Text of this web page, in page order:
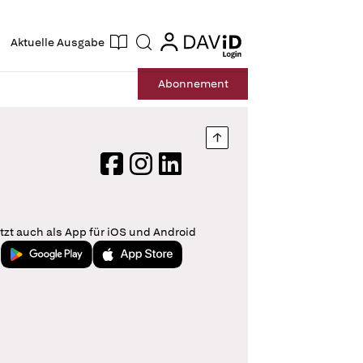
Aktuelle Ausgabe Suche login
login
Abonnement
Nach oben springen
FacebookInstagram
LinkedIn
auch als App für iOS und Android
Jetzt bei Google PlayLaden im App Store